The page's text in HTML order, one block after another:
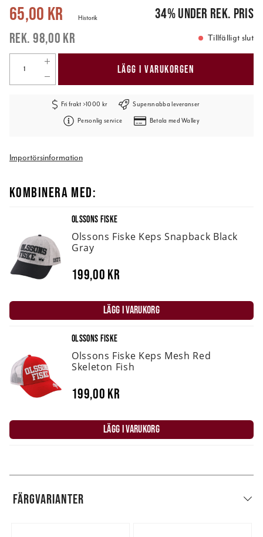
Nuvarande pris: 98,00 kr
65,00 kr
98,00 kr
Historik 34%under rek. pris
Tillfälligt slut
LÄGG I VARUKORGEN
Fri frakt >1000 kr Supersnabba leveranser
Personlig service Betala med Walley
Importörsinformation
KOMBINERA MED:
OLSSONS FISKE
Olssons Fiske Keps Snapback Black
Gray
199,00 kr
LÄGG I VARUKORG
OLSSONS FISKE
Olssons Fiske Keps Mesh Red
Skeleton Fish
199,00 kr
LÄGG I VARUKORG
FÄRGVARIANTER